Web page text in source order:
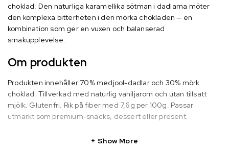
choklad. Den naturliga karamellika sötman i dadlarna möter
den komplexa bitterheten i den mörka chokladen — en
kombination som ger en vuxen och balanserad
smakupplevelse.
Om produkten
Produkten innehåller 70% medjool-dadlar och 30% mörk
choklad. Tillverkad med naturlig vaniljarom och utan tillsatt
mjölk. Glutenfri. Rik på fiber med 7,6g per 100g. Passar
utmärkt som premium-snacks, dessert eller present.
Show More